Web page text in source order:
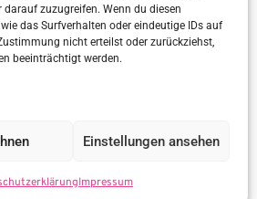
zuzugreifen. Wenn du diesen
das Surfverhalten oder eindeutige IDs auf
nicht erteilst oder zurückziehst,
beeinträchtigt werden.
Einstellungen ansehen
Impressum